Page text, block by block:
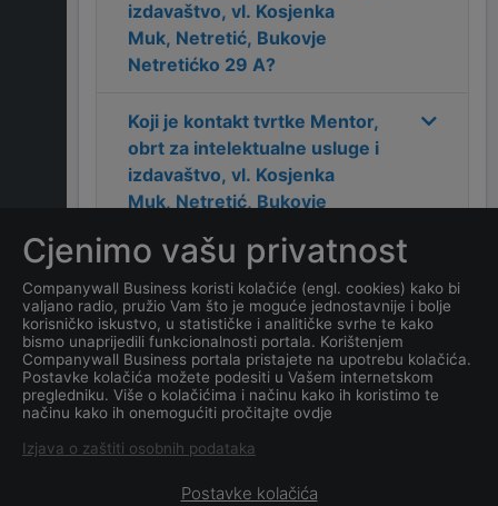
izdavaštvo, vl. Kosjenka
Muk, Netretić, Bukovje
Netretićko 29 A?
Koji je kontakt tvrtke Mentor,
obrt za intelektualne usluge i
izdavaštvo, vl. Kosjenka
Muk, Netretić, Bukovje
Koji je datum osnivanja
tvrtkeMentor, obrt za
intelektualne usluge i
izdavaštvo, vl. Kosjenka
Muk, Netretić, Bukovje
Netretićko 29 A?
Cjenimo vašu privatnost
Companywall Business koristi kolačiće (engl. cookies) kako bi
valjano radio, pružio Vam što je moguće jednostavnije i bolje
korisničko iskustvo, u statističke i analitičke svrhe te kako
bismo unaprijedili funkcionalnosti portala. Korištenjem
Companywall Business portala pristajete na upotrebu kolačića.
Postavke kolačića možete podesiti u Vašem internetskom
pregledniku. Više o kolačićima i načinu kako ih koristimo te
načinu kako ih onemogućiti pročitajte ovdje
Izjava o zaštiti osobnih podataka
Postavke kolačića